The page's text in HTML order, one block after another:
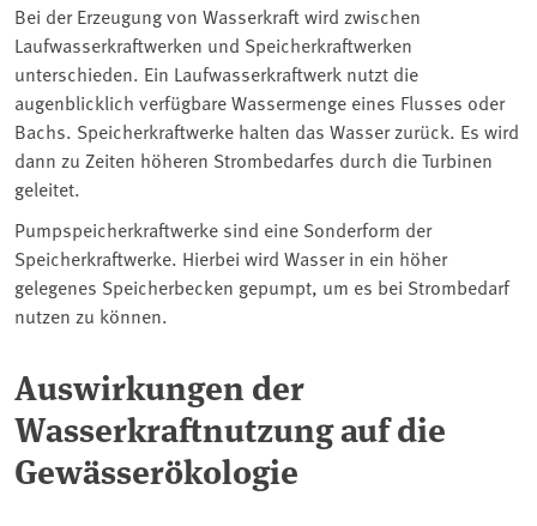
Bei der Erzeugung von Wasserkraft wird zwischen
Laufwasserkraftwerken und Speicherkraftwerken
unterschieden. Ein Laufwasserkraftwerk nutzt die
augenblicklich verfügbare Wassermenge eines Flusses oder
Bachs. Speicherkraftwerke halten das Wasser zurück. Es wird
dann zu Zeiten höheren Strombedarfes durch die Turbinen
geleitet.
Pumpspeicherkraftwerke sind eine Sonderform der
Speicherkraftwerke. Hierbei wird Wasser in ein höher
gelegenes Speicherbecken gepumpt, um es bei Strombedarf
nutzen zu können.
Auswirkungen der
Wasserkraftnutzung auf die
Gewässerökologie